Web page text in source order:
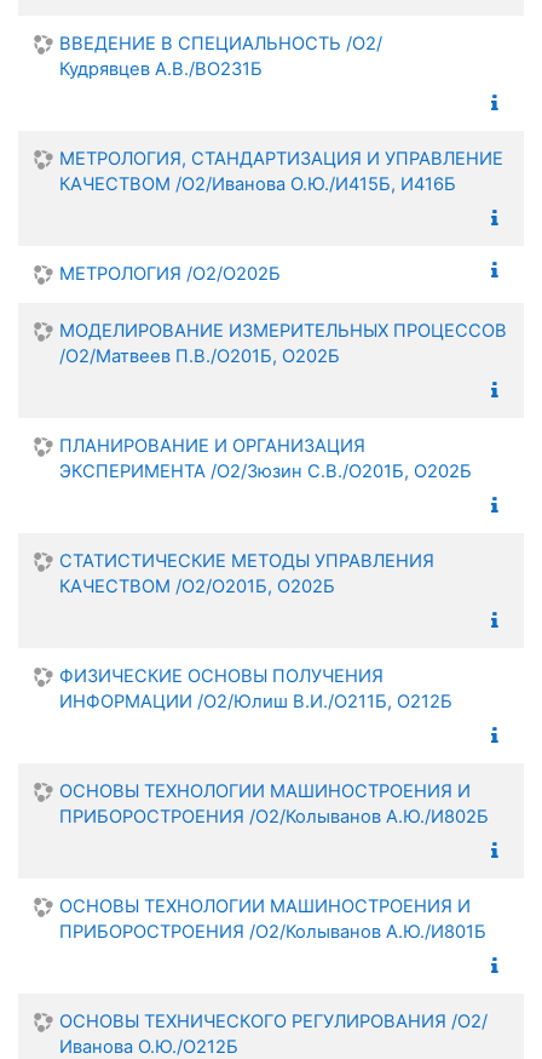
ВВЕДЕНИЕ В СПЕЦИАЛЬНОСТЬ /О2/
Кудрявцев А.В./ВО231Б
МЕТРОЛОГИЯ, СТАНДАРТИЗАЦИЯ И УПРАВЛЕНИЕ
КАЧЕСТВОМ /О2/Иванова О.Ю./И415Б, И416Б
МЕТРОЛОГИЯ /О2/О202Б
МОДЕЛИРОВАНИЕ ИЗМЕРИТЕЛЬНЫХ ПРОЦЕССОВ
/О2/Матвеев П.В./О201Б, О202Б
ПЛАНИРОВАНИЕ И ОРГАНИЗАЦИЯ
ЭКСПЕРИМЕНТА /О2/Зюзин С.В./О201Б, О202Б
СТАТИСТИЧЕСКИЕ МЕТОДЫ УПРАВЛЕНИЯ
КАЧЕСТВОМ /О2/О201Б, О202Б
ФИЗИЧЕСКИЕ ОСНОВЫ ПОЛУЧЕНИЯ
ИНФОРМАЦИИ /О2/Юлиш В.И./О211Б, О212Б
ОСНОВЫ ТЕХНОЛОГИИ МАШИНОСТРОЕНИЯ И
ПРИБОРОСТРОЕНИЯ /О2/Колыванов А.Ю./И802Б
ОСНОВЫ ТЕХНОЛОГИИ МАШИНОСТРОЕНИЯ И
ПРИБОРОСТРОЕНИЯ /О2/Колыванов А.Ю./И801Б
ОСНОВЫ ТЕХНИЧЕСКОГО РЕГУЛИРОВАНИЯ /О2/
Иванова О.Ю./О212Б